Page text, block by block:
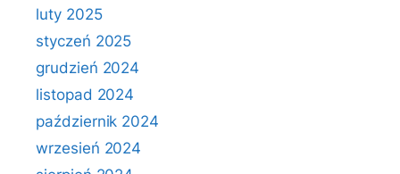
luty 2025
styczeń 2025
grudzień 2024
listopad 2024
październik 2024
wrzesień 2024